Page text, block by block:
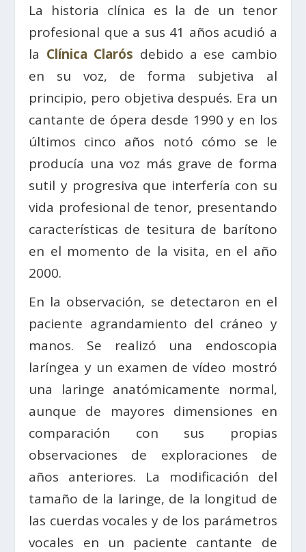
La historia clínica es la de un tenor
profesional que a sus 41 años acudió a
la Clínica Clarós debido a ese cambio
en su voz, de forma subjetiva al
principio, pero objetiva después. Era un
cantante de ópera desde 1990 y en los
últimos cinco años notó cómo se le
producía una voz más grave de forma
sutil y progresiva que interfería con su
vida profesional de tenor, presentando
características de tesitura de barítono
en el momento de la visita, en el año
2000.
En la observación, se detectaron en el
paciente agrandamiento del cráneo y
manos. Se realizó una endoscopia
laríngea y un examen de vídeo mostró
una laringe anatómicamente normal,
aunque de mayores dimensiones en
comparación con sus propias
observaciones de exploraciones de
años anteriores. La modificación del
tamaño de la laringe, de la longitud de
las cuerdas vocales y de los parámetros
vocales en un paciente cantante de